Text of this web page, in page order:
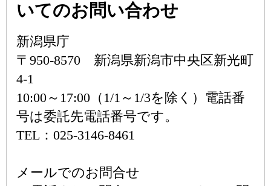
いてのお問い合わせ
新潟県庁
〒950-8570 新潟県新潟市中央区新光町
4-1
10:00～17:00（1/1～1/3を除く）電話番
号は委託先電話番号です。
TEL：025-3146-8461
メールでのお問合せ